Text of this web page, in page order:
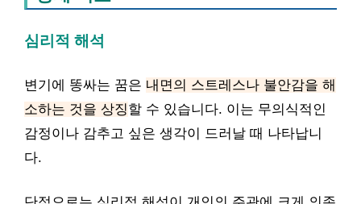
심리적 해석
변기에 똥싸는 꿈은 내면의 스트레스나 불안감을 해
소하는 것을 상징할 수 있습니다. 이는 무의식적인
감정이나 감추고 싶은 생각이 드러날 때 나타납니
다.